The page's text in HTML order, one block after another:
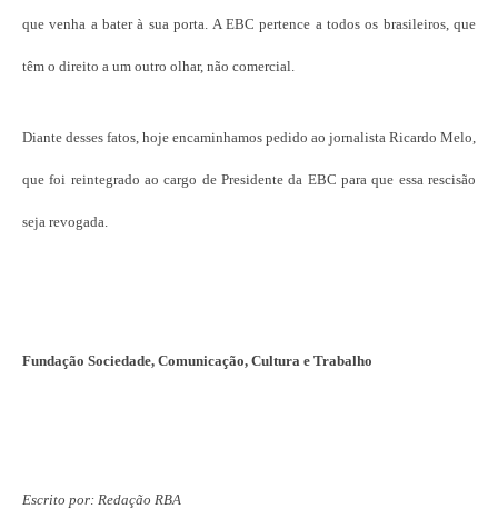
que venha a bater à sua porta. A EBC pertence a todos os brasileiros, que
têm o direito a um outro olhar, não comercial.
Diante desses fatos, hoje encaminhamos pedido ao jornalista Ricardo Melo,
que foi reintegrado ao cargo de Presidente da EBC para que essa rescisão
seja revogada.
Fundação Sociedade, Comunicação, Cultura e Trabalho
Escrito por: Redação RBA